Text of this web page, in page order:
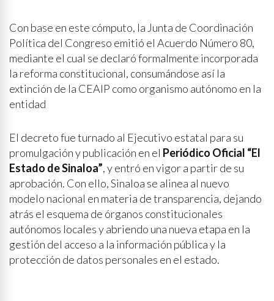
Con base en este cómputo, la Junta de Coordinación
Política del Congreso emitió el Acuerdo Número 80,
mediante el cual se declaró formalmente incorporada
la reforma constitucional, consumándose así la
extinción de la CEAIP como organismo autónomo en la
entidad
El decreto fue turnado al Ejecutivo estatal para su
promulgación y publicación en el Periódico Oficial “El
Estado de Sinaloa”, y entró en vigor a partir de su
aprobación. Con ello, Sinaloa se alinea al nuevo
modelo nacional en materia de transparencia, dejando
atrás el esquema de órganos constitucionales
autónomos locales y abriendo una nueva etapa en la
gestión del acceso a la información pública y la
protección de datos personales en el estado.